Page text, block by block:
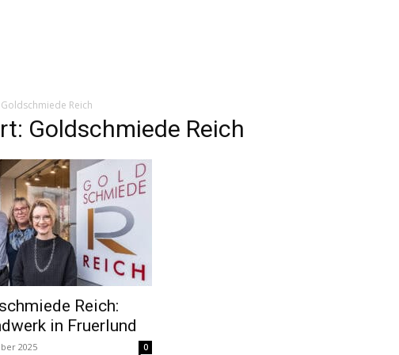
Goldschmiede Reich
Goldschmiede Reich
Reich:
in Fruerlund
2025 0